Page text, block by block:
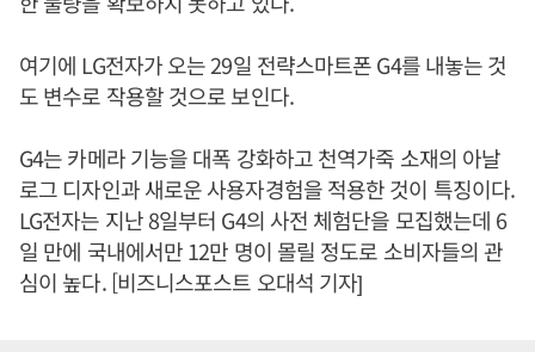
여기에 LG전자가 오는 29일 전략스마트폰 G4를 내놓는 것
도 변수로 작용할 것으로 보인다.
G4는 카메라 기능을 대폭 강화하고 천역가죽 소재의 아날
로그 디자인과 새로운 사용자경험을 적용한 것이 특징이다.
LG전자는 지난 8일부터 G4의 사전 체험단을 모집했는데 6
일 만에 국내에서만 12만 명이 몰릴 정도로 소비자들의 관
심이 높다. [비즈니스포스트 오대석 기자]